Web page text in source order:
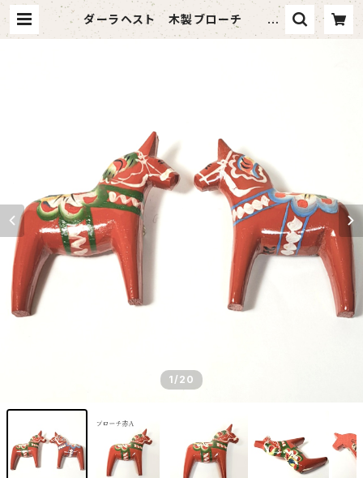
ダーラヘスト 木製ブローチ
赤・黒 の全２色 【手彫り・手描き ス
1/20